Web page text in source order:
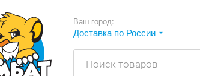
Ваш город:
Доставка по России